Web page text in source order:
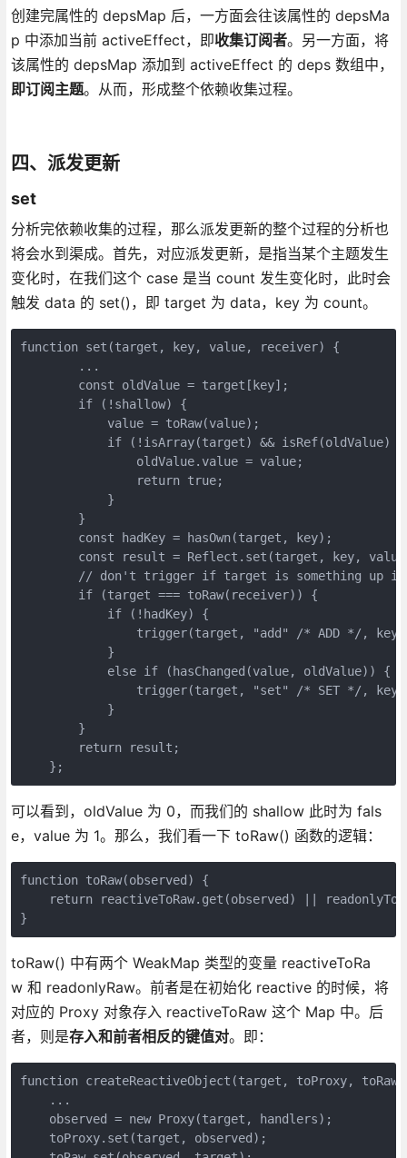
创建完属性的 depsMap 后，一方面会往该属性的 depsMa
p 中添加当前 activeEffect，即收集订阅者。另一方面，将
该属性的 depsMap 添加到 activeEffect 的 deps 数组中，
即订阅主题。从而，形成整个依赖收集过程。
四、派发更新
set
分析完依赖收集的过程，那么派发更新的整个过程的分析也
将会水到渠成。首先，对应派发更新，是指当某个主题发生
变化时，在我们这个 case 是当 count 发生变化时，此时会
触发 data 的 set()，即 target 为 data，key 为 count。
function set(target, key, value, receiver) {
        ...
        const oldValue = target[key];
        if (!shallow) {
            value = toRaw(value);
if (!isArray(target) && isRef(oldValue)
                oldValue.value = value;
                return true;
            }
        }
        const hadKey = hasOwn(target, key);
const result = Reflect.set(target, key,
// don't trigger if target is something up
        if (target === toRaw(receiver)) {
            if (!hadKey) {
trigger(target, "add" /* ADD */,
            }
            else if (hasChanged(value, oldValue)) {
trigger(target, "set" /* SET */,
            }
        }
        return result;
    };
可以看到，oldValue 为 0，而我们的 shallow 此时为 fals
e，value 为 1。那么，我们看一下 toRaw() 函数的逻辑：
function toRaw(observed) {
return reactiveToRaw.get(observed) ||
}
toRaw() 中有两个 WeakMap 类型的变量 reactiveToRa
w 和 readonlyRaw。前者是在初始化 reactive 的时候，将
对应的 Proxy 对象存入 reactiveToRaw 这个 Map 中。后
者，则是存入和前者相反的键值对。即：
function createReactiveObject(target, toProxy,
    ...
    observed = new Proxy(target, handlers);
    toProxy.set(target, observed);